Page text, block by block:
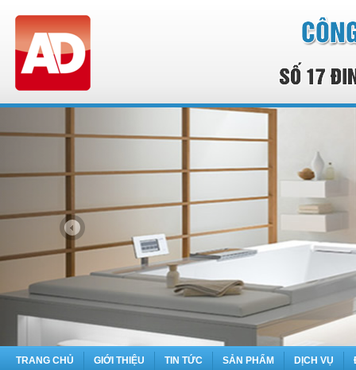
TRANG CHỦ GIỚI THIỆU TIN TỨC SẢN PHẨM DỊCH VỤ